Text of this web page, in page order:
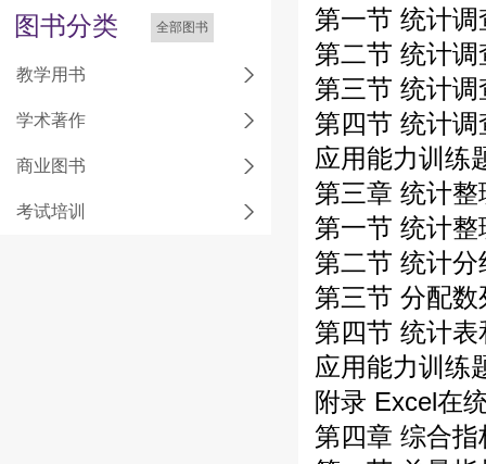
图书分类 全部图书
教学用书
学术著作
商业图书
考试培训
第一节 统计
第二节 统计调
第三节 统计调
第四节 统计调
应用能力训练
第三章 统计整
第一节 统计
第二节 统计分
第三节 分配数
第四节 统计表
应用能力训练
附录 Excel在
第四章 综合指